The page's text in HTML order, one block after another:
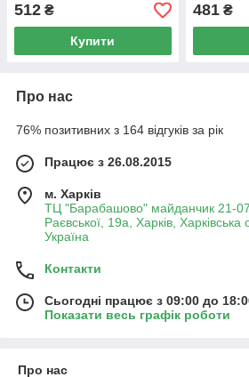
512 ₴
Купити
481₴
Про нас
76% позитивних з 164 відгуків за рік
Працює з 26.08.2015
м. Харків
ТЦ "Барабашово" майданчик 21-
Раєвської, 19а, Харків,
Україна
Контакти
Сьогодні працює з 09:00 до
Показати весь графік роботи
Про нас